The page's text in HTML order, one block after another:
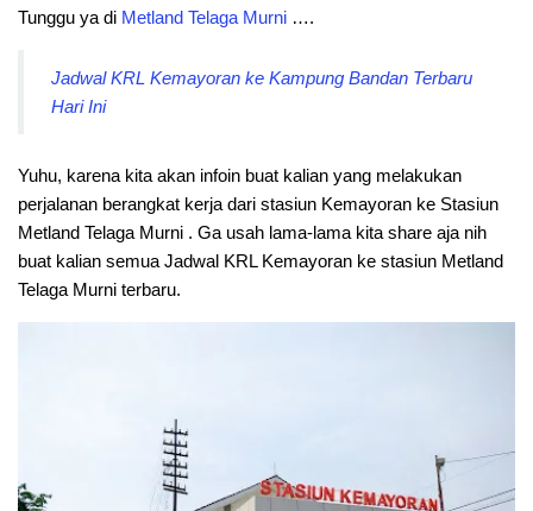
Tunggu ya di Metland Telaga Murni ….
Jadwal KRL Kemayoran ke Kampung Bandan Terbaru
Hari Ini
Yuhu, karena kita akan infoin buat kalian yang melakukan
perjalanan berangkat kerja dari stasiun Kemayoran ke Stasiun
Metland Telaga Murni . Ga usah lama-lama kita share aja nih
buat kalian semua Jadwal KRL Kemayoran ke stasiun Metland
Telaga Murni terbaru.